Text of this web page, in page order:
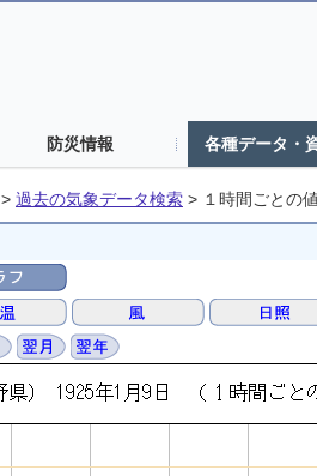
防災情報 各種データ・
> 過去の気象データ検索 > １時間ごとの